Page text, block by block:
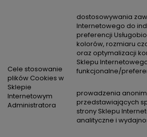
Cele stosowanie
plików Cookies w
Sklepie
Internetowym
Administratora
dostosowywania
Internetowego do
preferencji
kolorów, rozmiaru
oraz optymalizacji
Sklepu
funkcjonalne/
prowadzenia
przedstawiających
strony Sklepu
analityczne i